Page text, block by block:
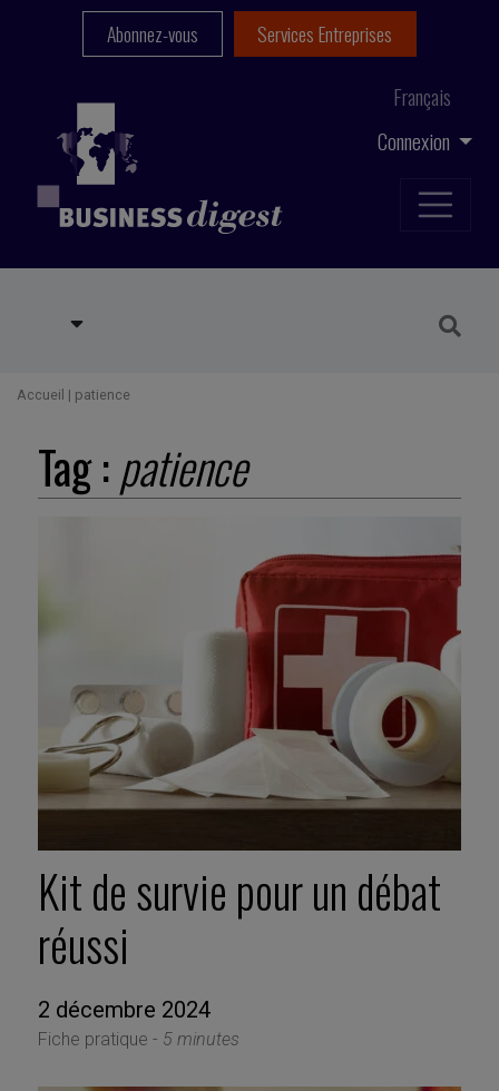
Connexion
Français
Abonnez-vous Services Entreprises
Accueil | patience
Tag :patience
Kit de survie pour un débat
réussi
2 décembre 2024
Fiche pratique - 5 minutes